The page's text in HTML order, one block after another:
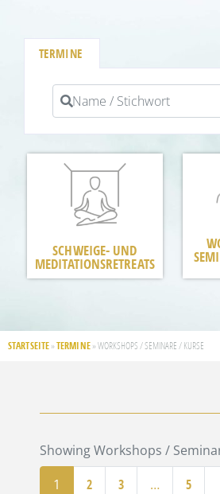
TERMINE
Name / Stichwort
SCHWEIGE- UND
MEDITATIONSRETREATS
STARTSEITE » TERMINE» WORKSHOPS / SEMINARE / KURSE
Showing Workshops /
1
2 3 … 5